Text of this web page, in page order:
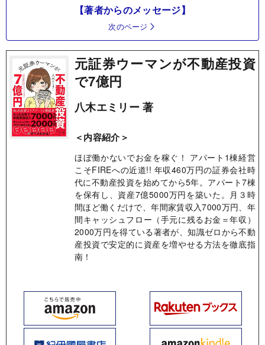
【著者からのメッセージ】
次のページ
元証券ウーマンが不動産投資
で7億円
八木エミリー 著
＜内容紹介＞
ほぼ働かないでお金を稼ぐ！ アパート1棟経営
こそFIREへの近道!! 年収460万円の証券会社時
代に不動産投資を始めてから5年。アパート7棟
を保有し、資産7億5000万円を築いた。月３時
間ほど働くだけで、年間家賃収入7000万円、年
間キャッシュフロー（手元に残るお金＝年収）
2000万円を得ている著者が、知識ゼロから不動
産投資で安定的に資産を増やせる方法を徹底指
南！